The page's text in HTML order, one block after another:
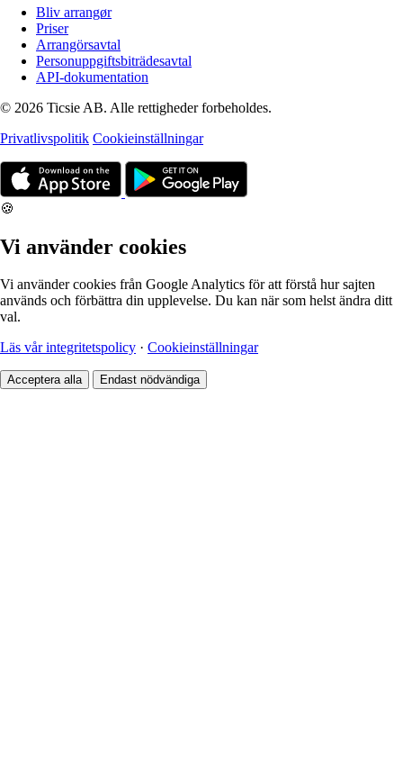
Bliv arrangør
Priser
Arrangörsavtal
Personuppgiftsbiträdesavtal
API-dokumentation
© 2026 Ticsie AB. Alle rettigheder forbeholdes.
Privatlivspolitik Cookieinställningar
🍪
Vi använder cookies
Vi använder cookies från Google Analytics för att förstå hur sajten
används och förbättra din upplevelse. Du kan när som helst ändra ditt
val.
Läs vår integritetspolicy · Cookieinställningar
Acceptera alla Endast nödvändiga